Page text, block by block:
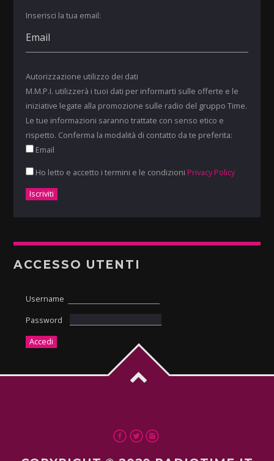
Inserisci la tua email:
Autorizzazione utilizzo dei dati
M.M.P.I. utilizzerà i tuoi dati per informarti sulle offerte e le
iniziative legate alla promozione sulle radio del gruppo Time.
Le tue informazioni saranno trattate con senso etico e
rispetto. Conferma la modalità di contatto da te preferita:
Email
Ho letto e accetto i termini e le condizioni Privacy Policy
ACCESSO UTENTI
Username
Password